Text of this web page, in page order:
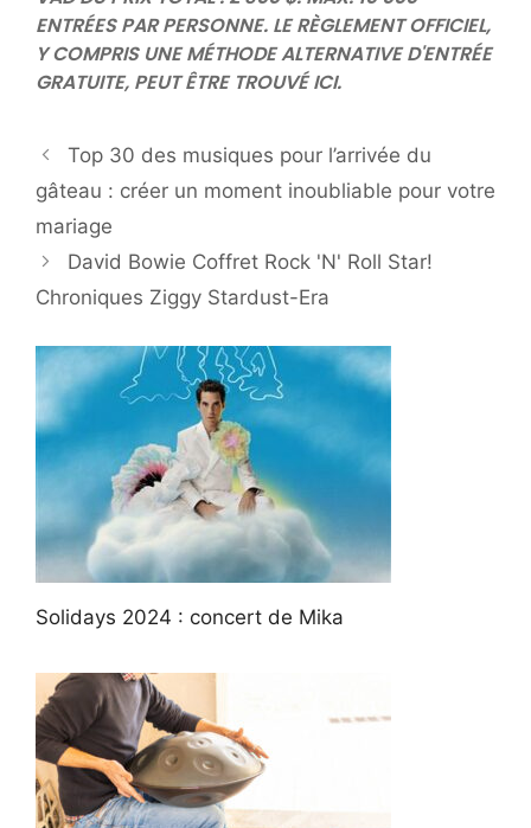
ENTRÉES PAR PERSONNE. LE RÈGLEMENT OFFICIEL,
Y COMPRIS UNE MÉTHODE ALTERNATIVE D'ENTRÉE
GRATUITE, PEUT ÊTRE TROUVÉICI.
Top 30 des musiques pour l’arrivée du
gâteau : créer un moment inoubliable pour votre
mariage
David Bowie Coffret Rock 'N' Roll Star!
Chroniques Ziggy Stardust-Era
Solidays 2024 : concert de Mika